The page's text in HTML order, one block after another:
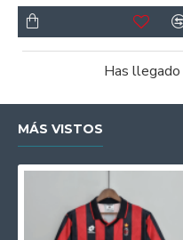
Has
MÁS VISTOS